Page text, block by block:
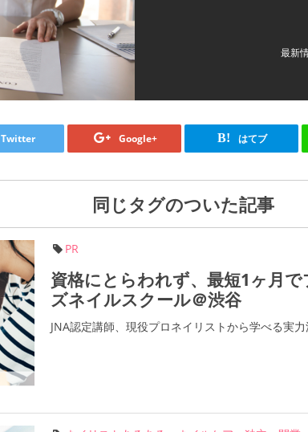
最新
Twitter Google+ B! はてブ
同じタグのついた記事
PR
資格にとらわれず、最短1ヶ月
ズネイルスクール＠渋谷
JNA認定講師、現役プロネイリストから学べる実